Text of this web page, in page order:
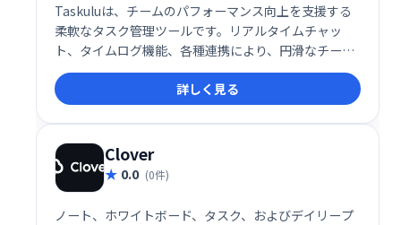
Taskuluは、チームのパフォーマンス向上を支援する
柔軟なタスク管理ツールです。リアルタイムチャッ
ト、タイムログ機能、各種連携により、円滑なチーム
ワークと生産性向上を実現します。タスク管理を効率
化し、成果最大化を目指せる、頼れるビジネスパート
ナーです。
詳しく見る
Clover
0.0 (0件)
ノート、ホワイトボード、タスク、およびデイリープ